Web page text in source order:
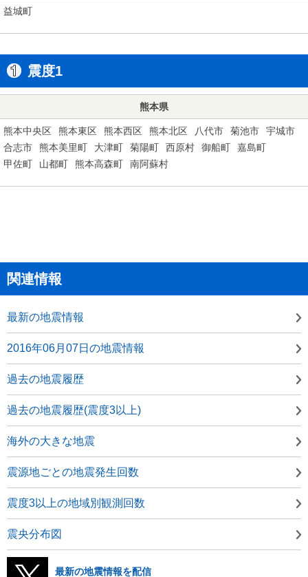
益城町
震度1
熊本県
熊本中央区 熊本東区 熊本西区 熊本北区 八代市 菊池市
宇城市
合志市
熊本美里町 大津町 菊陽町 西原村 御船町
嘉島町
甲佐町
山都町 熊本高森町 南阿蘇村
関連情報
最新の地震情報
2016年06月07日の地震情報
過去の地震履歴
過去の地震履歴(震度3以上)
海外の大きな地震
震源地ごとの地震発生回数
震度3以上の地域別観測回数
震央分布図
最新の地震情報を配信